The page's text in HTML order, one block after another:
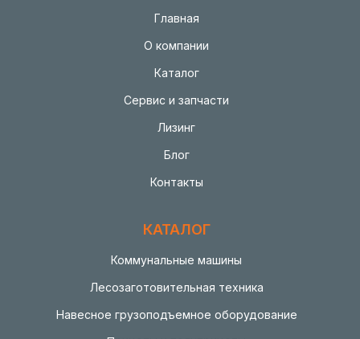
Главная
О компании
Каталог
Сервис и запчасти
Лизинг
Блог
Контакты
КАТАЛОГ
Коммунальные машины
Лесозаготовительная техника
Навесное грузоподъемное оборудование